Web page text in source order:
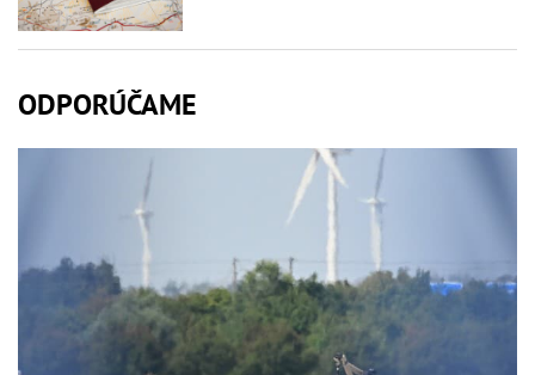
ODPORÚČAME